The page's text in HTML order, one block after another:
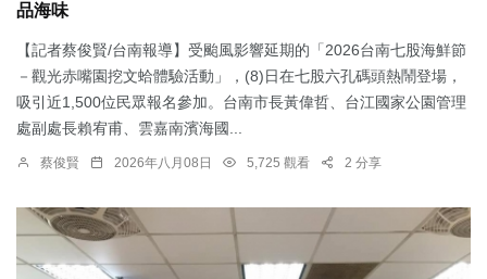
品海味
【記者蔡俊賢/台南報導】受颱風影響延期的「2026台南七股海鮮節
－觀光赤嘴園挖文蛤體驗活動」，(8)日在七股六孔碼頭熱鬧登場，
吸引近1,500位民眾報名參加。台南市長黃偉哲、台江國家公園管理
處副處長賴宥甫、雲嘉南濱海國...
蔡俊賢 2026年八月08日 5,725 觀看 2 分享